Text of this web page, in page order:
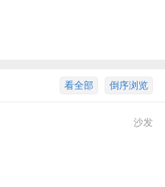
倒序浏览
看全部
沙发